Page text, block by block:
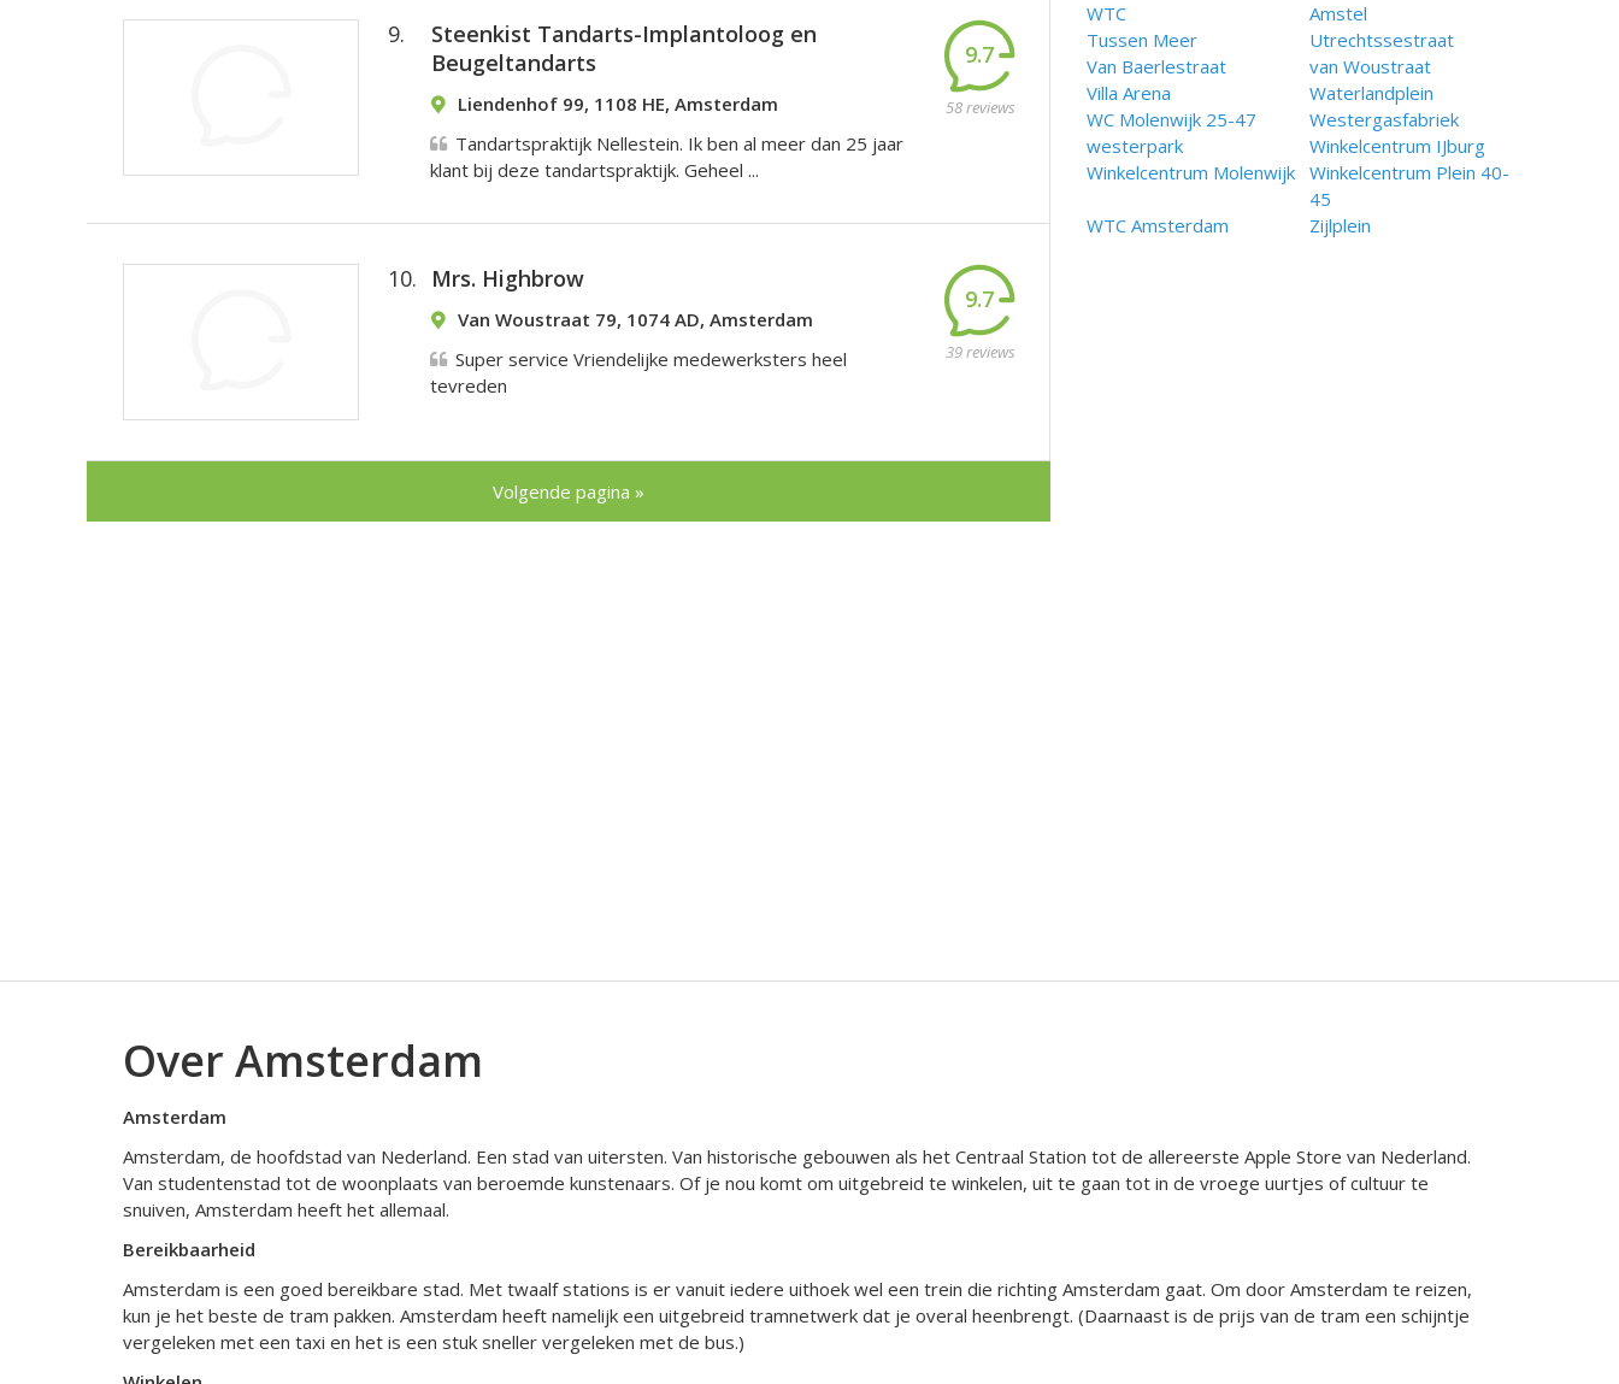
9.
Steenkist Tandarts-Implantoloog en
Beugeltandarts
Liendenhof 99, 1108 HE, Amsterdam
9.7
58 reviews
Tandartspraktijk Nellestein. Ik ben al meer dan 25 jaar
klant bij deze tandartspraktijk. Geheel ...
10. Mrs. Highbrow
Van Woustraat 79, 1074 AD, Amsterdam
9.7
39 reviews
Super service Vriendelijke medewerksters heel
tevreden
Volgende pagina »
WTC
Amstel
Tussen Meer
Utrechtssestraat
Van Baerlestraat
van Woustraat
Villa Arena
Waterlandplein
WC Molenwijk 25-47
Westergasfabriek
westerpark
Winkelcentrum IJburg
Winkelcentrum Molenwijk Winkelcentrum Plein 40-
45
WTC Amsterdam
Zijlplein
Over Amsterdam
Amsterdam
Amsterdam, de hoofdstad van Nederland. Een stad van uitersten. Van historische gebouwen als het Centraal Station tot de allereerste Apple Store van Nederland.
Van studentenstad tot de woonplaats van beroemde kunstenaars. Of je nou komt om uitgebreid te winkelen, uit te gaan tot in de vroege uurtjes of cultuur te
snuiven, Amsterdam heeft het allemaal.
Bereikbaarheid
Amsterdam is een goed bereikbare stad. Met twaalf stations is er vanuit iedere uithoek wel een trein die richting Amsterdam gaat. Om door Amsterdam te reizen,
kun je het beste de tram pakken. Amsterdam heeft namelijk een uitgebreid tramnetwerk dat je overal heenbrengt. (Daarnaast is de prijs van de tram een schijntje
vergeleken met een taxi en het is een stuk sneller vergeleken met de bus.)